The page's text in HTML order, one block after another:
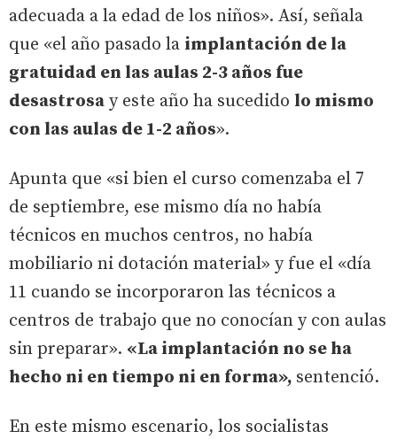
adecuada a la edad de los niños». Así, señala
que «el año pasado la implantación de la
gratuidad en las aulas 2-3 años fue
desastrosa y este año ha sucedido lo mismo
con las aulas de 1-2 años».
Apunta que «si bien el curso comenzaba el 7
de septiembre, ese mismo día no había
técnicos en muchos centros, no había
mobiliario ni dotación material» y fue el «día
11 cuando se incorporaron las técnicos a
centros de trabajo que no conocían y con aulas
sin preparar». «La implantación no se ha
hecho ni en tiempo ni en forma», sentenció.
En este mismo escenario, los socialistas